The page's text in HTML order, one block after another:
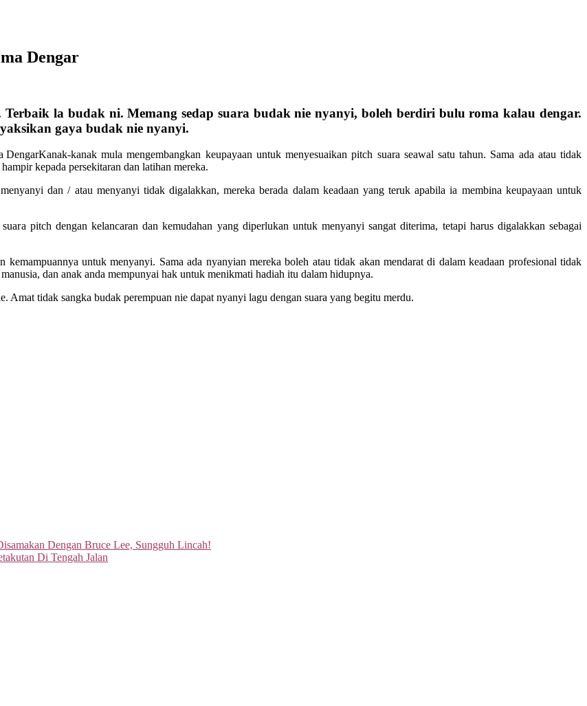
Dengar
la budak ni. Memang sedap suara budak nie nyanyi, boleh berdiri bulu roma kalau dengar.
gaya budak nie nyanyi.
Kanak-kanak mula mengembangkan keupayaan untuk menyesuaikan pitch suara seawal satu tahun. Sama ada atau tidak
kepada persekitaran dan latihan mereka.
dan / atau menyanyi tidak digalakkan, mereka berada dalam keadaan yang teruk apabila ia membina keupayaan untuk
pitch dengan kelancaran dan kemudahan yang diperlukan untuk menyanyi sangat diterima, tetapi harus digalakkan sebagai
untuk menyanyi. Sama ada nyanyian mereka boleh atau tidak akan mendarat di dalam keadaan profesional tidak
dan anak anda mempunyai hak untuk menikmati hadiah itu dalam hidupnya.
Amat tidak sangka budak perempuan nie dapat nyanyi lagu dengan suara yang begitu merdu.
Dengan Bruce Lee, Sungguh Lincah!
Di Tengah Jalan